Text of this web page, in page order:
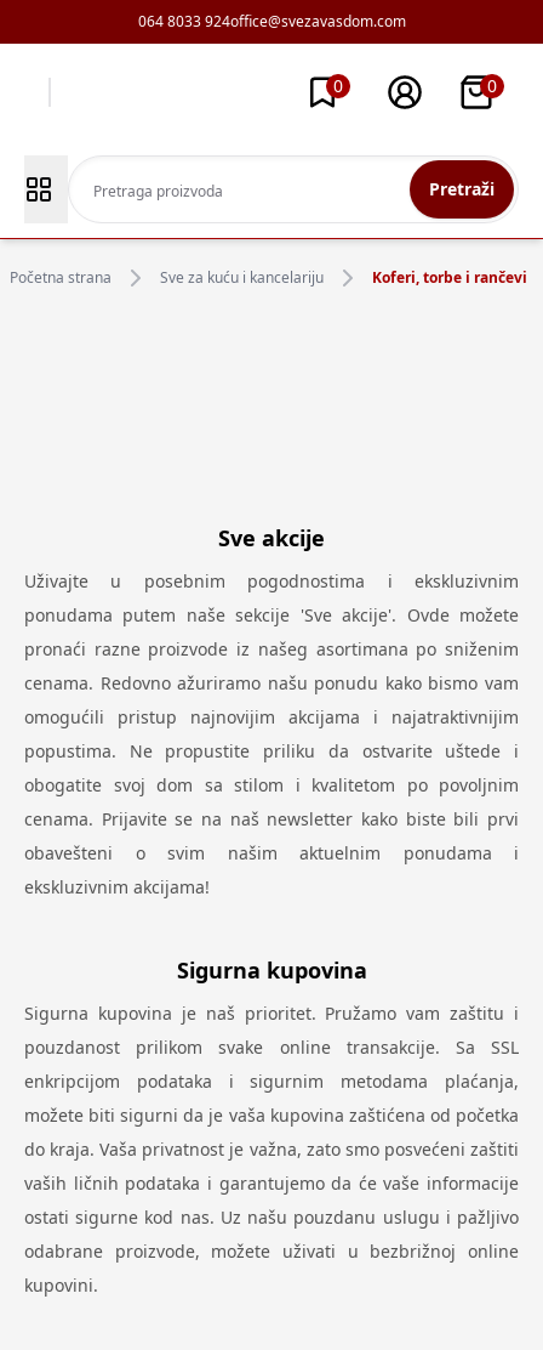
064 8033 924office@svezavasdom.com
0 0
Pretraži
Početna strana Sve za kuću i kancelariju Koferi, torbe i rančevi
Sve akcije
Uživajte u posebnim pogodnostima i ekskluzivnim
ponudama putem naše sekcije 'Sve akcije'. Ovde možete
pronaći razne proizvode iz našeg asortimana po sniženim
cenama. Redovno ažuriramo našu ponudu kako bismo vam
omogućili pristup najnovijim akcijama i najatraktivnijim
popustima. Ne propustite priliku da ostvarite uštede i
obogatite svoj dom sa stilom i kvalitetom po povoljnim
cenama. Prijavite se na naš newsletter kako biste bili prvi
obavešteni o svim našim aktuelnim ponudama i
ekskluzivnim akcijama!
Sigurna kupovina
Sigurna kupovina je naš prioritet. Pružamo vam zaštitu i
pouzdanost prilikom svake online transakcije. Sa SSL
enkripcijom podataka i sigurnim metodama plaćanja,
možete biti sigurni da je vaša kupovina zaštićena od početka
do kraja. Vaša privatnost je važna, zato smo posvećeni zaštiti
vaših ličnih podataka i garantujemo da će vaše informacije
ostati sigurne kod nas. Uz našu pouzdanu uslugu i pažljivo
odabrane proizvode, možete uživati u bezbrižnoj online
kupovini.